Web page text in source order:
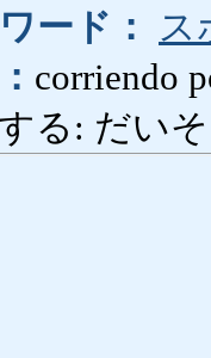
ード：
ス
corriendo
る: だいそ